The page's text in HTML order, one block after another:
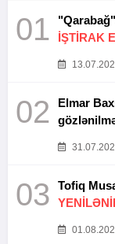
01
İŞTİRAK
02
Elmar
03